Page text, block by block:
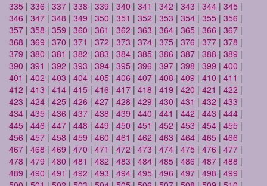
335 | 336 | 337 | 338 | 339 | 340 | 341 | 342 | 343 | 344 | 345 |
346 | 347 | 348 | 349 | 350 | 351 | 352 | 353 | 354 | 355 | 356 |
357 | 358 | 359 | 360 | 361 | 362 | 363 | 364 | 365 | 366 | 367 |
368 | 369 | 370 | 371 | 372 | 373 | 374 | 375 | 376 | 377 | 378 |
379 | 380 | 381 | 382 | 383 | 384 | 385 | 386 | 387 | 388 | 389 |
390 | 391 | 392 | 393 | 394 | 395 | 396 | 397 | 398 | 399 | 400 |
401 | 402 | 403 | 404 | 405 | 406 | 407 | 408 | 409 | 410 | 411 |
412 | 413 | 414 | 415 | 416 | 417 | 418 | 419 | 420 | 421 | 422 |
423 | 424 | 425 | 426 | 427 | 428 | 429 | 430 | 431 | 432 | 433 |
434 | 435 | 436 | 437 | 438 | 439 | 440 | 441 | 442 | 443 | 444 |
445 | 446 | 447 | 448 | 449 | 450 | 451 | 452 | 453 | 454 | 455 |
456 | 457 | 458 | 459 | 460 | 461 | 462 | 463 | 464 | 465 | 466 |
467 | 468 | 469 | 470 | 471 | 472 | 473 | 474 | 475 | 476 | 477 |
478 | 479 | 480 | 481 | 482 | 483 | 484 | 485 | 486 | 487 | 488 |
489 | 490 | 491 | 492 | 493 | 494 | 495 | 496 | 497 | 498 | 499 |